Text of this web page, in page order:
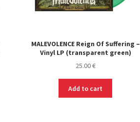
MALEVOLENCE Reign Of Suffering –
Vinyl LP (transparent green)
25.00€
Add to cart